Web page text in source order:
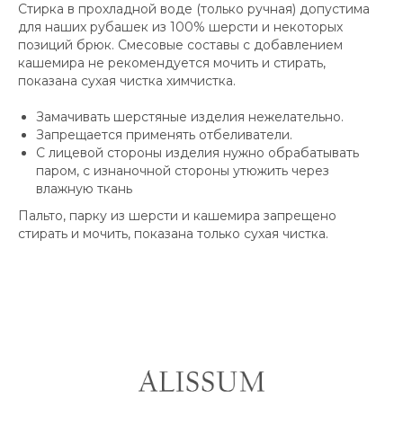
Стирка в прохладной воде (только ручная) допустима
для наших рубашек из 100% шерсти и некоторых
позиций брюк. Смесовые составы с добавлением
кашемира не рекомендуется мочить и стирать,
показана сухая чистка химчистка.
Замачивать шерстяные изделия нежелательно.
Запрещается применять отбеливатели.
С лицевой стороны изделия нужно обрабатывать
паром, с изнаночной стороны утюжить через
влажную ткань
Пальто, парку из шерсти и кашемира запрещено
стирать и мочить, показана только сухая чистка.
→
Оставайтесь в курсе новых коллекций,
распродаж, релизов и специальных
мероприятий: